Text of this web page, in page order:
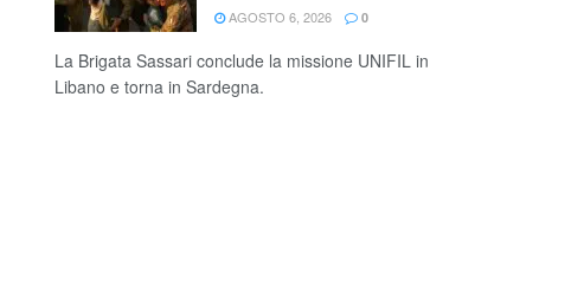
AGOSTO 6, 2026 0
La Brigata Sassari conclude la missione UNIFIL in
Libano e torna in Sardegna.